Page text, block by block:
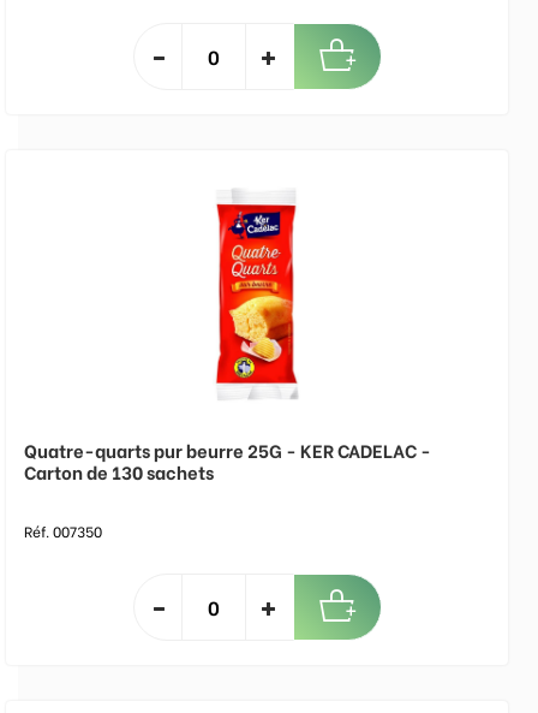
Quatre-quarts pur beurre 25G - KER CADELAC -
Carton de 130 sachets
Réf. 007350